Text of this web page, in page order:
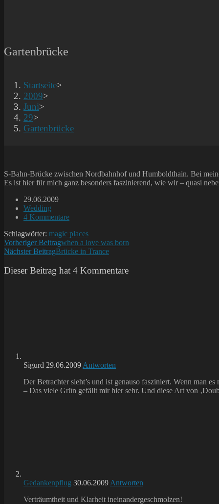
Gartenbrücke
Startseite>
2009>
Juni>
29>
Gartenbrücke
S-Bahn-Brücke zwischen Nordbahnhof und Humboldthain. Bei
Es ist hier für mich ganz besonders faszinierend, wie wir – quasi
Beitrag
veröffentlicht:
29.06.2009
Beitrags-
Kategorie:
Wedding
Beitrags-
4 Kommentare
Schlagwörter: magic places
Weitere
Artikel
ansehen
Vorheriger Beitragwhen a love was born
Nächster BeitragBrücke in Trance
Dieser Beitrag hat 4 Kommentare
Sigurd 29.06.2009 Antworten
Der Betrachter sieht’s und ist genauso fasziniert. Wenn man
– Das viele Grün gefällt mir hier sehr. Und diese Art von
Gedankenpflug 30.06.2009 Antworten
Verträumtheit und Klarheit ineinandergeschmolzen!